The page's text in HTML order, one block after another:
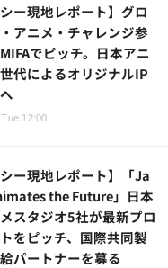
シー現地レポート】グロ
アニメ・チャレンジ参
でピッチ。日本アニ
代によるオリジナルIP
12:00
シー現地レポート】「Ja
the Future」日本
スタジオ5社が最新プロ
をピッチ、国際共同製
パートナーを募る